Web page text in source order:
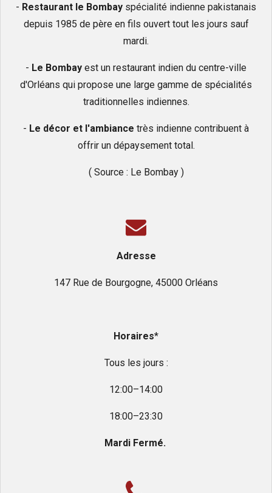
- Restaurant le Bombay spécialité indienne pakistanais
depuis 1985 de père en fils ouvert tout les jours sauf
mardi.
- Le Bombay est un restaurant indien du centre-ville
d'Orléans qui propose une large gamme de spécialités
traditionnelles indiennes.
- Le décor et l'ambiance très indienne contribuent à
offrir un dépaysement total.
( Source : Le Bombay )
Adresse
147 Rue de Bourgogne, 45000 Orléans
Horaires*
Tous les jours :
12:00–14:00
18:00–23:30
Mardi Fermé.